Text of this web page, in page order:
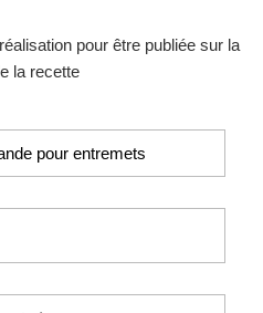
pour être publiée sur la
la recette